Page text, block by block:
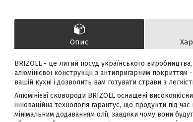
Опис
BRIZOLL - це литий посуд українського
алюмінієвої конструкції з антипригарним
вашій кухні і дозволить вам готувати страви з
Алюмінієві сковороди BRIZOLL оснащені
інноваційна технологія гарантує, що продукти під
мінімальним додаванням олії, завдяки чому вони